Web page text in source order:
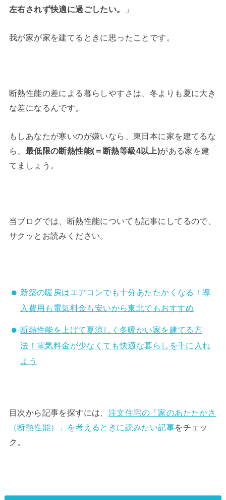
左右されず快適に過ごしたい。
」
我が家が家を建てるときに思ったことです。
断熱性能の差による暮らしやすさは、冬よりも夏に大き
な差になるんです。
もしあなたが寒いのが嫌いなら、東日本に家を建てるな
ら、 最低限の断熱性能(＝断熱等級4以上)がある家を建
てましょう。
当ブログでは、断熱性能についても記事にしてるので、
サクッとお読みください。
新築の暖房はエアコンでも十分あたたかくなる！導
入費用も電気料金も安いから東北でもおすすめ
断熱性能を上げて夏涼しく冬暖かい家を建てる方
法！電気料金が少なくても快適な暮らしを手に入れ
よう
目次から記事を探すには、 注文住宅の「家のあたたかさ
（断熱性能）」を考えるときに読みたい記事をチェッ
ク。